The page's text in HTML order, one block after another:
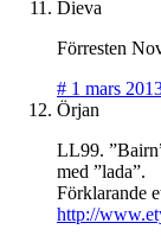
Dieva
Förresten
# 1 mars
Örjan
LL99.
med ”lada”.
Förklarande
http://